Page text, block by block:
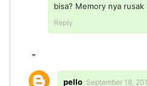
bisa? Memory nya rusak
Reply
pello September 18,